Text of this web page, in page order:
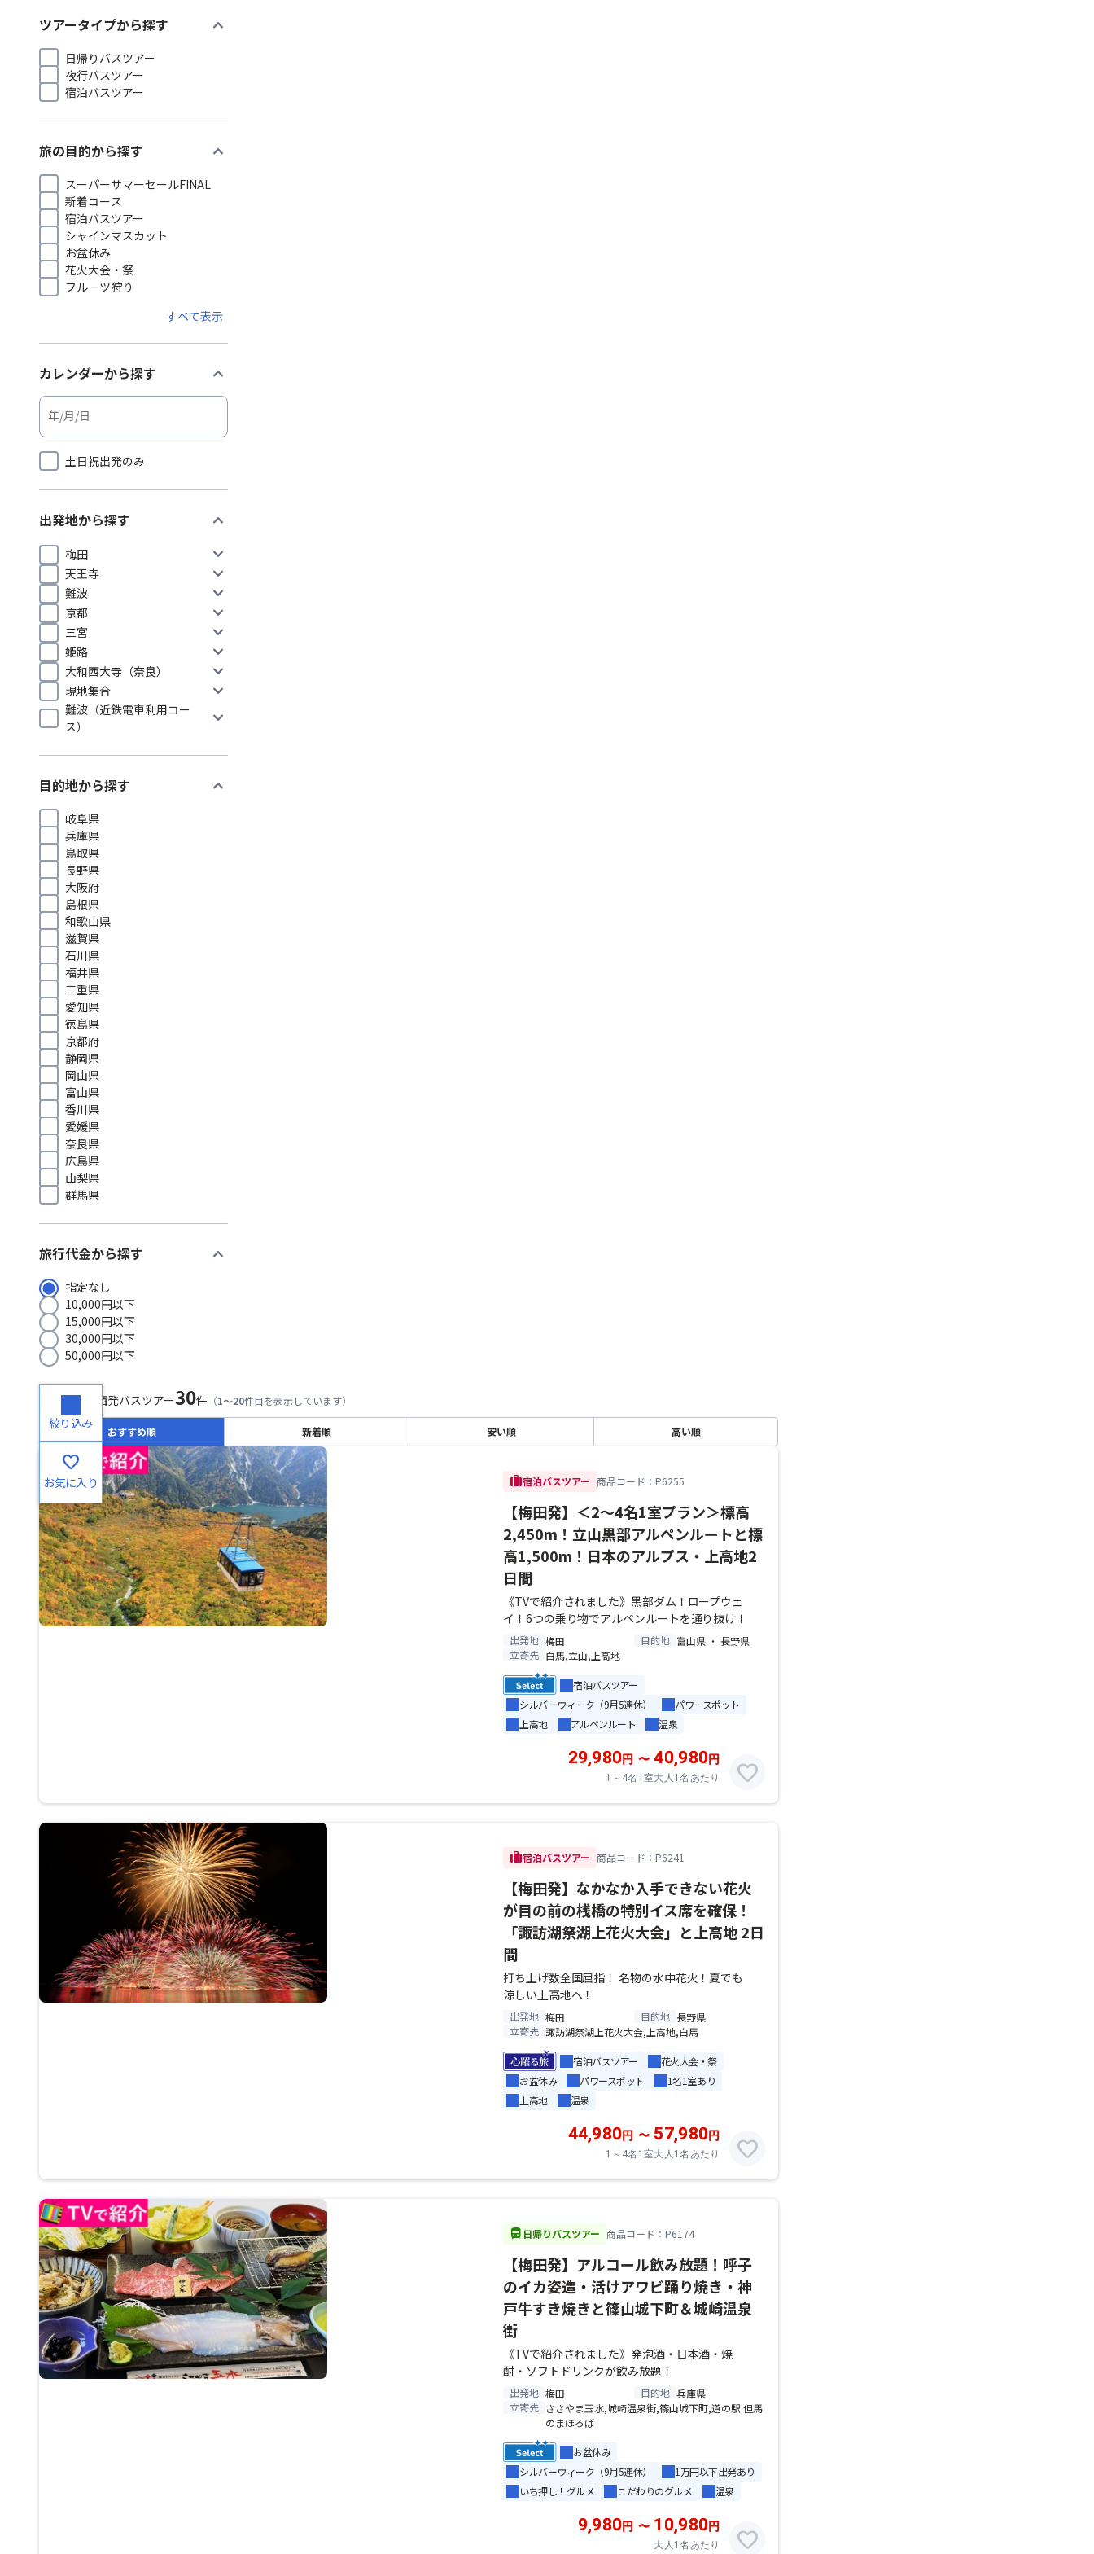
ツアータイプから探す expand_more
日帰りバスツアー
夜行バスツアー
宿泊バスツアー
旅の目的から探す expand_more
スーパーサマーセールFINAL
新着コース
宿泊バスツアー
シャインマスカット
お盆休み
花火大会・祭
フルーツ狩り
すべて表示
カレンダーから探す expand_more
土日祝出発のみ
出発地から探す expand_more
梅田 expand_more
天王寺 expand_more
難波 expand_more
京都 expand_more
三宮 expand_more
姫路 expand_more
大和西大寺（奈良） expand_more
現地集合 expand_more
難波（近鉄電車利用コー
ス）
expand_more
目的地から探す expand_more
岐阜県
兵庫県
鳥取県
長野県
大阪府
島根県
和歌山県
滋賀県
石川県
福井県
三重県
愛知県
徳島県
京都府
静岡県
岡山県
富山県
香川県
愛媛県
奈良県
広島県
山梨県
群馬県
旅行代金から探す expand_more
指定なし
10,000円以下
15,000円以下
30,000円以下
50,000円以下
絞り込み
favorite
お気に入り
検索結果 関西発バスツアー30件 （1～20件目を表示しています）
おすすめ順 新着順 安い順 高い順
trip宿泊バスツアー 商品コード：P6255
【梅田発】＜2～4名1室プラン＞標高
2,450m！立山黒部アルペンルートと標
高1,500m！日本のアルプス・上高地2
日間
《TVで紹介されました》黒部ダム！ロープウェ
イ！6つの乗り物でアルペンルートを通り抜け！
出発地 梅田 目的地 富山県 ・ 長野県
立寄先 白馬,立山,上高地
宿泊バスツアー
シルバーウィーク（9月5連休）
パワースポット
上高地
アルペンルート 温泉
29,980円 〜 40,980円
1～4名1室大人1名あたり favorite
trip宿泊バスツアー 商品コード：P6241
【梅田発】なかなか入手できない花火
が目の前の桟橋の特別イス席を確保！
「諏訪湖祭湖上花火大会」と上高地 2日
間
打ち上げ数全国屈指！ 名物の水中花火！夏でも
涼しい上高地へ！
出発地 梅田 目的地 長野県
立寄先 諏訪湖祭湖上花火大会,上高地,白馬
宿泊バスツアー
花火大会・祭
お盆休み
パワースポット
1名1室あり
上高地
温泉
44,980円 〜 57,980円
1～4名1室大人1名あたり favorite
directions_bus 日帰りバスツアー 商品コード：P6174
【梅田発】アルコール飲み放題！呼子
のイカ姿造・活けアワビ踊り焼き・神
戸牛すき焼きと篠山城下町＆城崎温泉
街
《TVで紹介されました》発泡酒・日本酒・焼
酎・ソフトドリンクが飲み放題！
出発地 梅田 目的地 兵庫県
立寄先 ささやま玉水,城崎温泉街,篠山城下町,道の駅 但馬
のまほろば
お盆休み
シルバーウィーク（9月5連休）
1万円以下出発あり
いち押し！グルメ
こだわりのグルメ 温泉
9,980円 〜 10,980円
大人1名あたり favorite